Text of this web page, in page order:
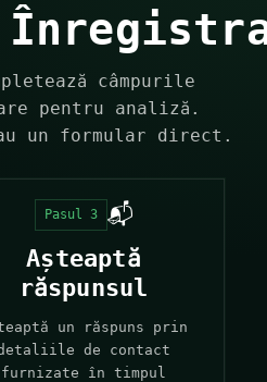
câmpurile
pentru analiză.
un formular direct.
Pasul 3 📬
Așteaptă
răspunsul
un răspuns prin
de contact
furnizate în timpul